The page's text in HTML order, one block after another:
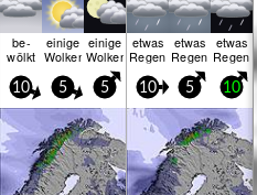
be­
wölkt
einige
Wolken
einige
Wolken
etwas
Regen
etwas
Regen
etwas
Regen
10 5 5 10 5 10